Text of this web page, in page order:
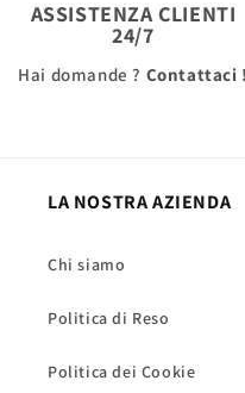
ASSISTENZA CLIENTI
24/7
Hai domande ? Contattaci !
LA NOSTRA AZIENDA
Chi siamo
Politica di Reso
Politica dei Cookie